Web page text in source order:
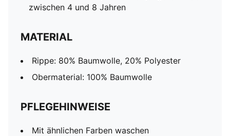
zwischen 4 und 8 Jahren
MATERIAL
Rippe: 80% Baumwolle, 20% Polyester
Obermaterial: 100% Baumwolle
PFLEGEHINWEISE
Mit ähnlichen Farben waschen